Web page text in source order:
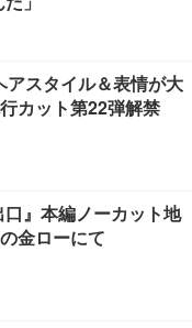
アスタイル＆表情が大
カット第22弾解禁
』本編ノーカット地
金ローにて